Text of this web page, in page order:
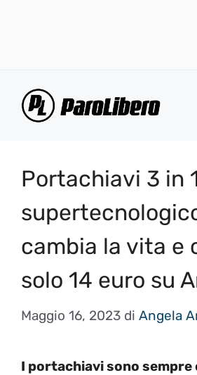
Portachiavi 3 in
cambia la vita e
solo 14 euro su
Maggio 16, 2023 di Angela
I portachiavi sono